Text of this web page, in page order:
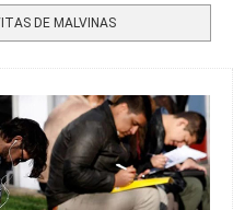
DE MALVINAS